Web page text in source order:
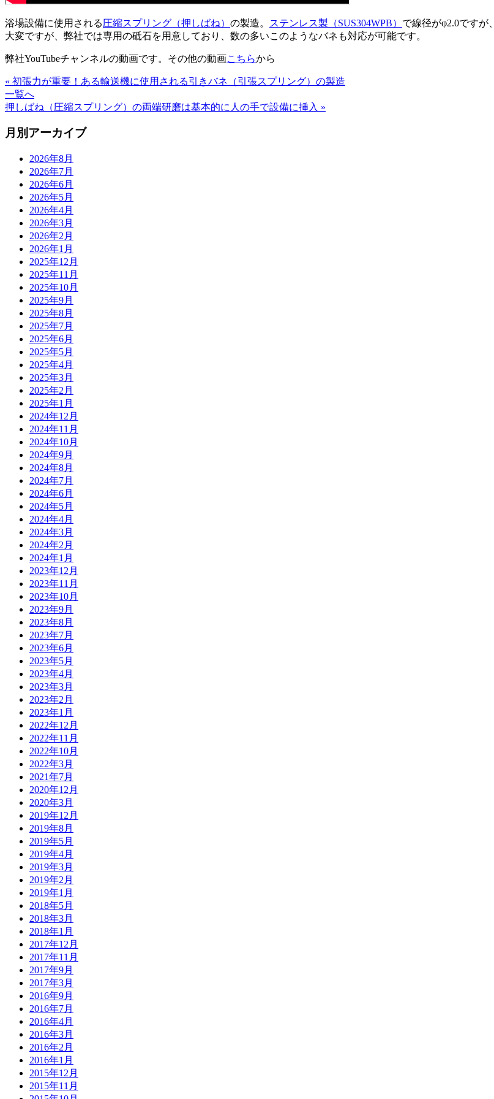
浴場設備に使用される圧縮スプリング（押しばね） の製造。 ステンレス製（SUS304WPB） で線径がφ2.0ですが、
大変ですが、弊社では専用の砥石を用意しており、数の多いこのようなバネも対応が可能です。
弊社YouTubeチャンネルの動画です。その他の動画こちらから
« 初張力が重要！ある輸送機に使用される引きバネ（引張スプリング）の製造
一覧へ
押しばね（圧縮スプリング）の両端研磨は基本的に人の手で設備に挿入 »
月別アーカイブ
2026年8月
2026年7月
2026年6月
2026年5月
2026年4月
2026年3月
2026年2月
2026年1月
2025年12月
2025年11月
2025年10月
2025年9月
2025年8月
2025年7月
2025年6月
2025年5月
2025年4月
2025年3月
2025年2月
2025年1月
2024年12月
2024年11月
2024年10月
2024年9月
2024年8月
2024年7月
2024年6月
2024年5月
2024年4月
2024年3月
2024年2月
2024年1月
2023年12月
2023年11月
2023年10月
2023年9月
2023年8月
2023年7月
2023年6月
2023年5月
2023年4月
2023年3月
2023年2月
2023年1月
2022年12月
2022年11月
2022年10月
2022年3月
2021年7月
2020年12月
2020年3月
2019年12月
2019年8月
2019年5月
2019年4月
2019年3月
2019年2月
2019年1月
2018年5月
2018年3月
2018年1月
2017年12月
2017年11月
2017年9月
2017年3月
2016年9月
2016年7月
2016年4月
2016年3月
2016年2月
2016年1月
2015年12月
2015年11月